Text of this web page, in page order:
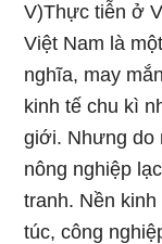
V)Thực tiễn ở
Việt Nam là
nghĩa, may
kinh tế chu kì
giới. Nhưng do
nông nghiệp
tranh. Nền
túc, công